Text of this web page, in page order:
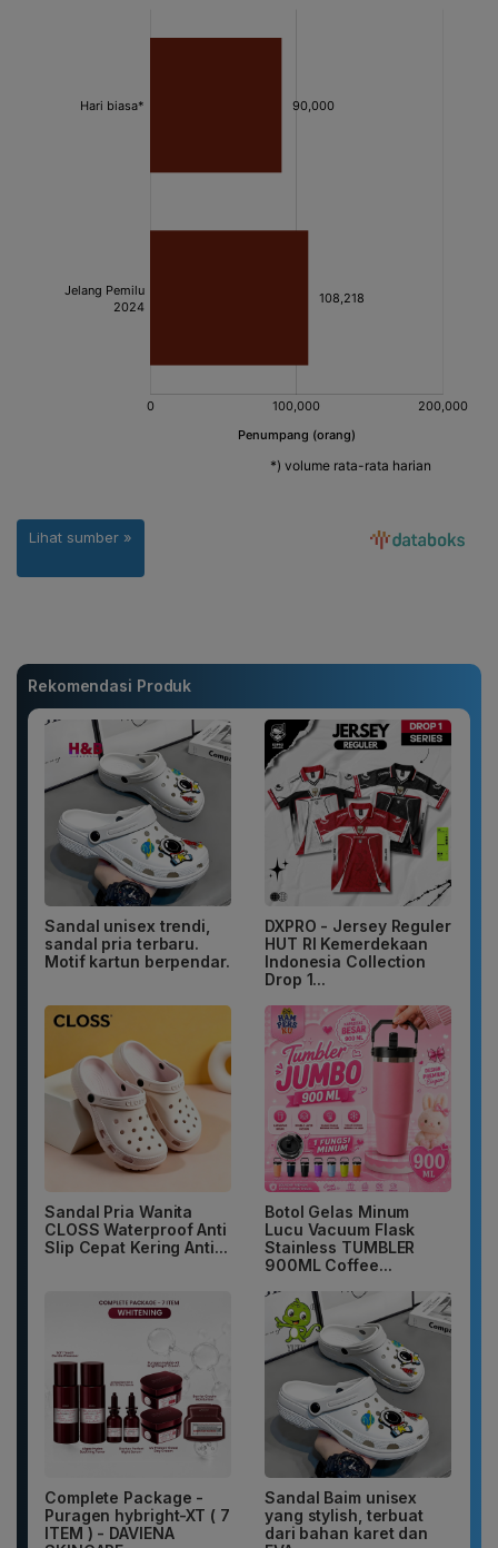
Rekomendasi Produk
Sandal unisex trendi,
sandal pria terbaru.
Motif kartun berpendar.
DXPRO - Jersey Reguler
HUT RI Kemerdekaan
Indonesia Collection
Drop 1...
Sandal Pria Wanita
CLOSS Waterproof Anti
Slip Cepat Kering Anti...
Botol Gelas Minum
Lucu Vacuum Flask
Stainless TUMBLER
900ML Coffee...
Complete Package -
Puragen hybright-XT ( 7
ITEM ) - DAVIENA
Sandal Baim unisex
yang stylish, terbuat
dari bahan karet dan